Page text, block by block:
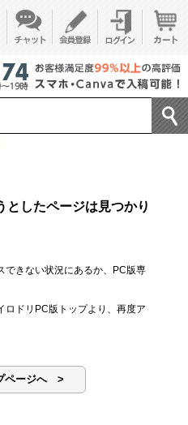
としたページは見つかり
できない状況にあるか、PC版専
ロドリPC版トップより、再度ア
ページへ >